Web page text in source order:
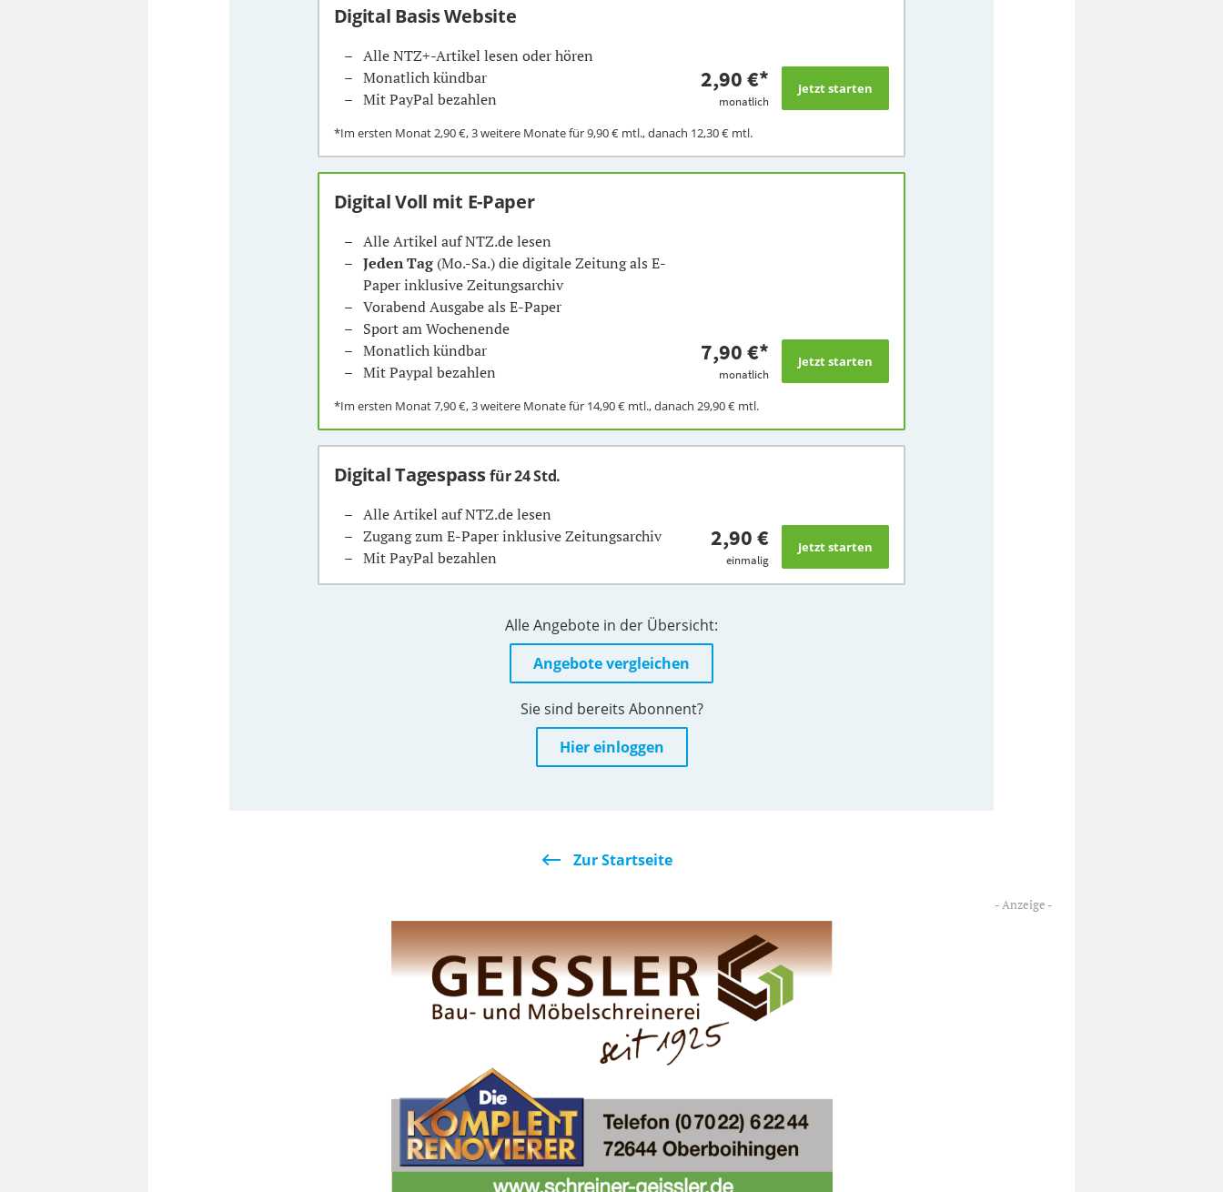
Digital Basis Website
Alle NTZ+-Artikel lesen oder hören
Monatlich kündbar
Mit PayPal bezahlen
2,90 €*
monatlich
*Im ersten Monat2,90 €, 3 weitere Monate für9,90 €mtl., danach 12,30 €mtl.
Digital Voll mit E-Paper
Alle Artikel auf NTZ.de lesen
Jeden Tag(Mo.-Sa.) die digitale Zeitung als E-
Paper inklusive Zeitungsarchiv
Vorabend Ausgabe als E-Paper
Sport am Wochenende
Monatlich kündbar
Mit Paypal bezahlen
7,90 €*
monatlich
*Im ersten Monat7,90 €, 3 weitere Monate für 14,90 €mtl., danach 29,90 €mtl.
Digital Tagespassfür 24 Std.
Alle Artikel auf NTZ.de lesen
Zugang zum E-Paper inklusive Zeitungsarchiv
Mit PayPal bezahlen
2,90 €
einmalig
Alle Angebote in der Übersicht:
Angebote vergleichen
Sie sind bereits Abonnent?
Hier einloggen
Zur Startseite